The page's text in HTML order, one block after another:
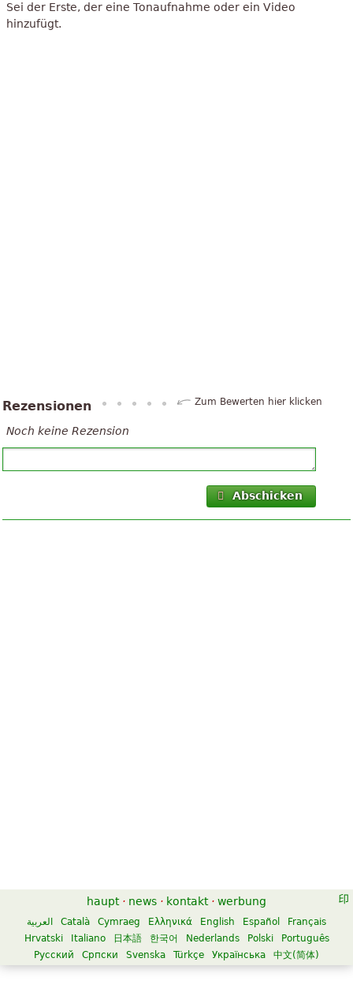
Sei der Erste, der eine Tonaufnahme oder ein Video
hinzufügt.
Rezensionen Zum Bewerten hier klicken
Noch keine Rezension
Abschicken
haupt · news · kontakt · werbung
العربية Català Cymraeg Ελληνικά English Español
Français
Hrvatski
Italiano 日本語 한국어 Nederlands Polski
Português
Русский
Српски Svenska Türkçe Українська 中文(简体)